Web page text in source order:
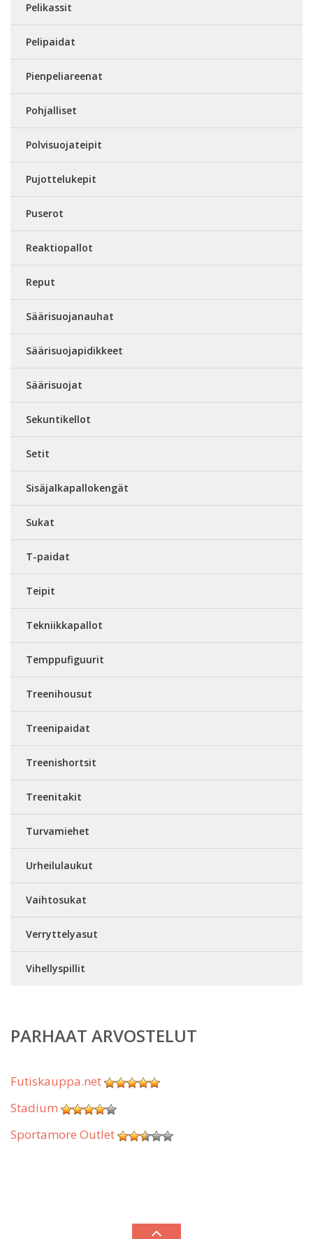
Pelikassit
Pelipaidat
Pienpeliareenat
Pohjalliset
Polvisuojateipit
Pujottelukepit
Puserot
Reaktiopallot
Reput
Säärisuojanauhat
Säärisuojapidikkeet
Säärisuojat
Sekuntikellot
Setit
Sisäjalkapallokengät
Sukat
T-paidat
Teipit
Tekniikkapallot
Temppufiguurit
Treenihousut
Treenipaidat
Treenishortsit
Treenitakit
Turvamiehet
Urheilulaukut
Vaihtosukat
Verryttelyasut
Vihellyspillit
PARHAAT ARVOSTELUT
Futiskauppa.net
Stadium
Sportamore Outlet